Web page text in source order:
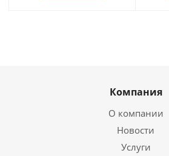
Компания
О компании
Новости
Услуги